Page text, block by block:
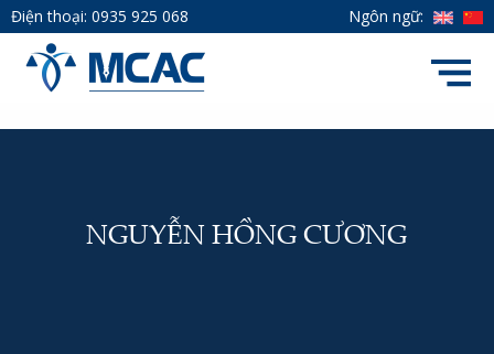
Điện thoại: 0935 925 068 Ngôn ngữ:
NGUYỄN HỒNG CƯƠNG